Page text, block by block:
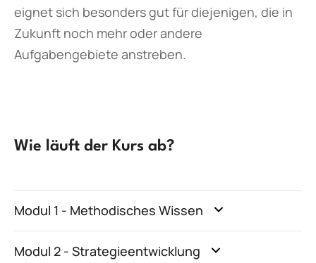
eignet sich besonders gut für diejenigen, die in
Zukunft noch mehr oder andere
Aufgabengebiete anstreben.
Wie läuft der Kurs ab?
Modul 1 - Methodisches Wissen
Modul 2 - Strategieentwicklung